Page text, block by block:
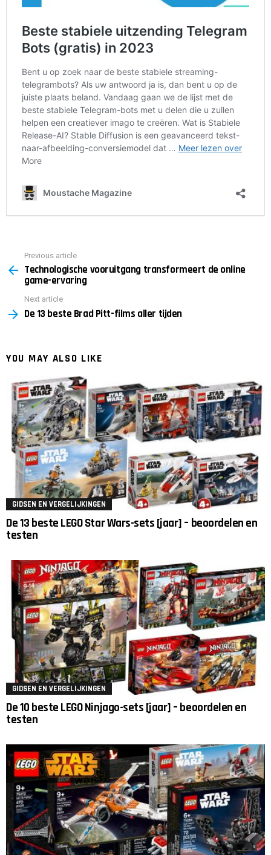
more
Previous article
Technologische vooruitgang transformeert de online
game-ervaring
Next article
De 13 beste Brad Pitt-films aller tijden
YOU MAY ALSO LIKE
GIDSEN EN VERGELIJKINGEN
De 13 beste LEGO Star Wars-sets [jaar] – beoordelen en
testen
GIDSEN EN VERGELIJKINGEN
De 10 beste LEGO Ninjago-sets [jaar] – beoordelen en
testen